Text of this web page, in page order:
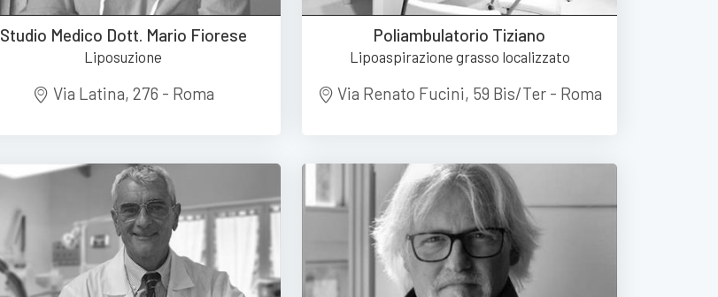
Studio Medico Dott. Mario Fiorese
Liposuzione
Via Latina, 276 - Roma
Poliambulatorio Tiziano
Lipoaspirazione grasso localizzato
Via Renato Fucini, 59 Bis/Ter - Roma